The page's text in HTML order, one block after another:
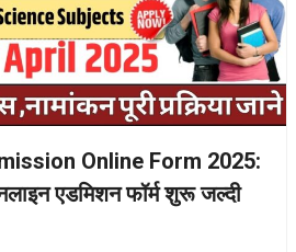
Online Form 2025:
एडमिशन फॉर्म शुरू जल्दी